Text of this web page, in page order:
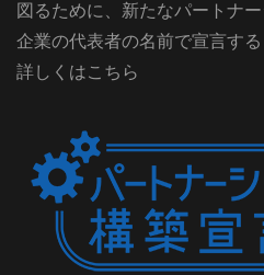
図るために、新たなパートナ
企業の代表者の名前で宣言する
詳しくはこちら